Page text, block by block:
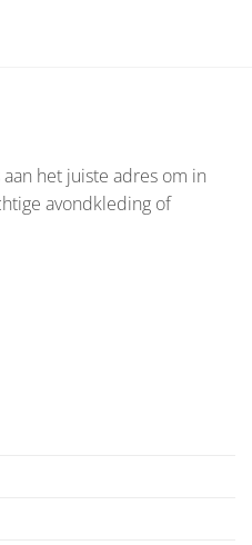
het juiste adres om in
avondkleding of